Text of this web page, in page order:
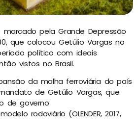
pela Grande Depressão
que colocou Getúlio Vargas no
político com ideais
vistos no Brasil.
da malha ferroviária do país
de Getúlio Vargas, que
de governo
rodoviário (OLENDER, 2017,